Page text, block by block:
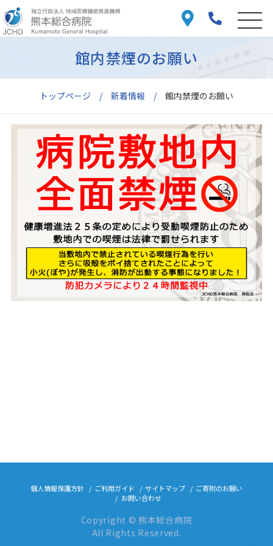
トップページ 新着情報 館内禁煙のお願い
館内禁煙のお願い
個人情報保護方針 ご利用ガイド サイトマップ
ご寄附のお願い
お問い合わせ
Copyright © 熊本総合病院
All Rights Reserved.